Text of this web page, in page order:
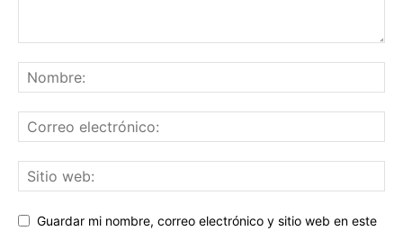
Guardar mi nombre, correo electrónico y sitio web en este